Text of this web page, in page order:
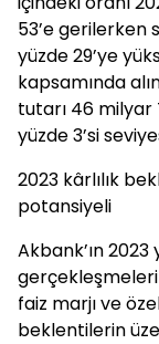
53’e gerilerken
yüzde 29’ye
kapsamında
tutarı 46 milyar
yüzde 3’si
2023 kârlılık
potansiyeli
Akbank’ın 2023
faiz marjı ve
beklentilerin